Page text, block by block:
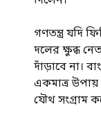
গণতন্ত্র যদি
দলের ক্ষুব্ধ
দাঁড়াবে না।
একমাত্র উপায়
যৌথ সংগ্রাম